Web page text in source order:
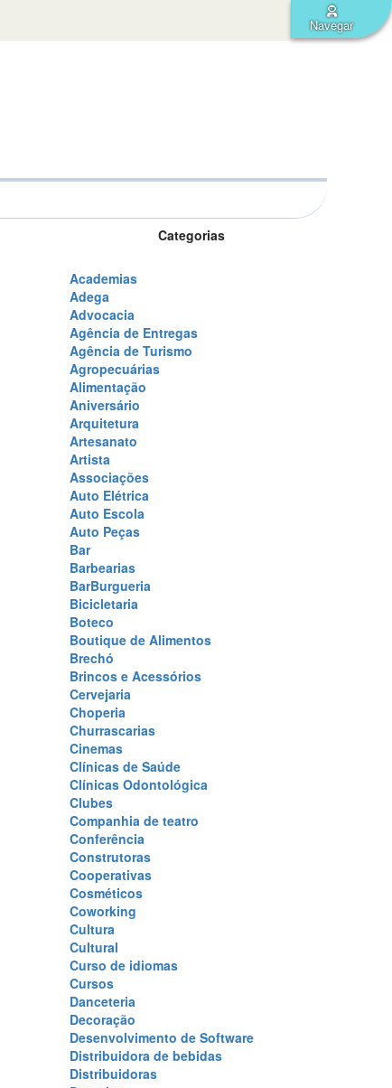
Navegar
Categorias
Academias
Adega
Advocacia
Agência de Entregas
Agência de Turismo
Agropecuárias
Alimentação
Aniversário
Arquitetura
Artesanato
Artista
Associações
Auto Elétrica
Auto Escola
Auto Peças
Bar
Barbearias
BarBurgueria
Bicicletaria
Boteco
Boutique de Alimentos
Brechó
Brincos e Acessórios
Cervejaria
Choperia
Churrascarias
Cinemas
Clínicas de Saúde
Clínicas Odontológica
Clubes
Companhia de teatro
Conferência
Construtoras
Cooperativas
Cosméticos
Coworking
Cultura
Cultural
Curso de idiomas
Cursos
Danceteria
Decoração
Desenvolvimento de Software
Distribuidora de bebidas
Distribuidoras